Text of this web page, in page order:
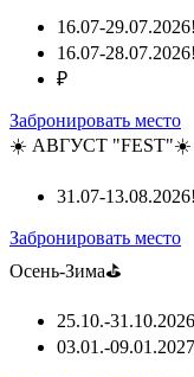
16.07-29.07.2026!
16.07-
₽
Забронировать место
☀️ АВГУСТ "FEST"☀️
31.07-13.08.2026!
Забронировать место
Осень-Зима⛳
25.10.-
03.01.-